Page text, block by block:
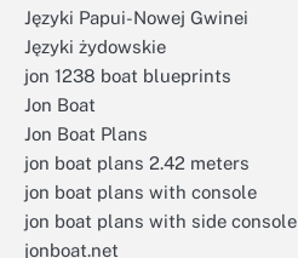
Języki Papui-Nowej Gwinei
Języki żydowskie
jon 1238 boat blueprints
Jon Boat
Jon Boat Plans
jon boat plans 2.42 meters
jon boat plans with console
jon boat plans with side console
jonboat.net